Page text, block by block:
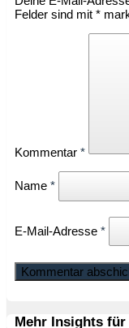
Felder sind mit *
Kommentar *
Name *
E-Mail-Adresse *
Mehr Insights